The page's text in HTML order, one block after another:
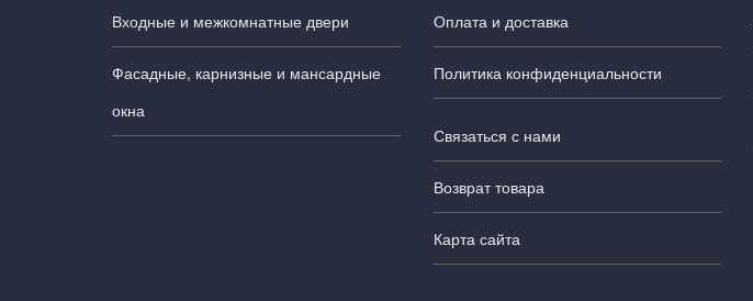
Входные и межкомнатные двери
Фасадные, карнизные и мансардные
окна
Оплата и доставка
Политика конфиденциальности
Связаться с нами
Возврат товара
Карта сайта